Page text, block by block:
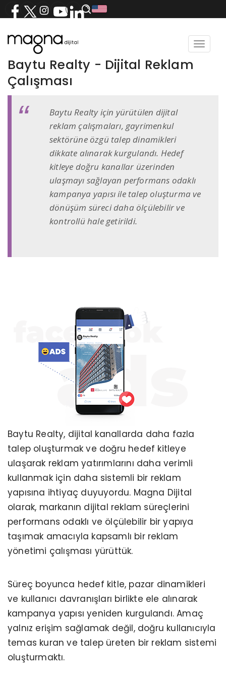
Toggle
Baytu Realty - Dijital Reklam
Çalışması
Baytu Realty için yürütülen dijital
reklam çalışmaları, gayrimenkul
sektörüne özgü talep dinamikleri
dikkate alınarak kurgulandı. Hedef
kitleye doğru kanallar üzerinden
ulaşmayı sağlayan performans odaklı
kampanya yapısı ile talep oluşturma ve
dönüşüm süreci daha ölçülebilir ve
kontrollü hale getirildi.
Baytu Realty, dijital kanallarda daha fazla
talep oluşturmak ve doğru hedef kitleye
ulaşarak reklam yatırımlarını daha verimli
kullanmak için daha sistemli bir reklam
yapısına ihtiyaç duyuyordu. Magna Dijital
olarak, markanın dijital reklam süreçlerini
performans odaklı ve ölçülebilir bir yapıya
taşımak amacıyla kapsamlı bir reklam
yönetimi çalışması yürüttük.
Süreç boyunca hedef kitle, pazar dinamikleri
ve kullanıcı davranışları birlikte ele alınarak
kampanya yapısı yeniden kurgulandı. Amaç
yalnız erişim sağlamak değil, doğru kullanıcıyla
temas kuran ve talep üreten bir reklam sistemi
oluşturmaktı.